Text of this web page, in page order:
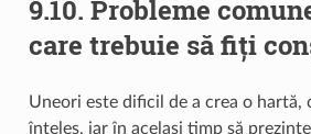
9.10. Probleme
care trebuie să fiți
Uneori este dificil de a crea o hartă,
înțeles, iar în același timp să